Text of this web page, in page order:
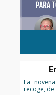
La
recoge, de